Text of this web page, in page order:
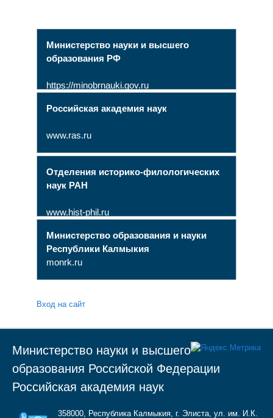
Министерство науки и высшего
образования РФ
https://minobrnauki.gov.ru
Российская академия наук
www.ras.ru
Отделения историко-филологических
наук РАН
www.hist-phil.ru
Министерство образования и науки
Республики Калмыкия
monrk.ru
Вход на сайт
Министерство науки и высшего
образования Российской Федерации
Российская академия наук
358000, Республика Калмыкия, г. Элиста, ул. им. И.К.